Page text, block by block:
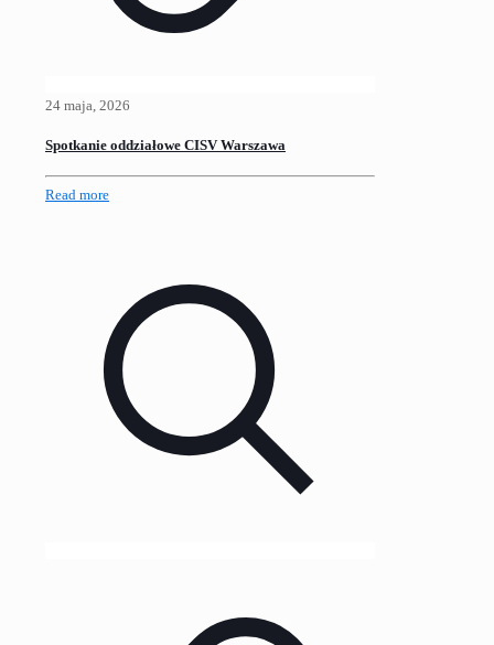
24 maja, 2026
Spotkanie oddziałowe CISV Warszawa
Read more